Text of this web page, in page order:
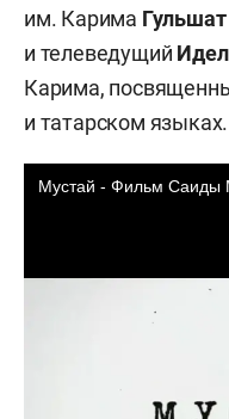
им. Карима Гульшат
и телеведущий
Карима,
и татарском языках.